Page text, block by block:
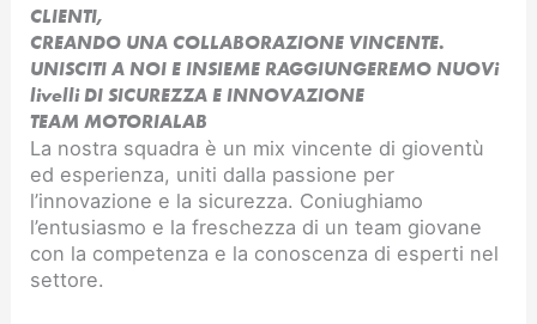
CLIENTI,
CREANDO UNA COLLABORAZIONE VINCENTE.
UNISCITI A NOI E INSIEME RAGGIUNGEREMO NUOVi
livelli DI SICUREZZA E INNOVAZIONE​
TEAM MOTORIALAB
La nostra squadra è un mix vincente di gioventù
ed esperienza, uniti dalla passione per
l’innovazione e la sicurezza. Coniughiamo
l’entusiasmo e la freschezza di un team giovane
con la competenza e la conoscenza di esperti nel
settore.